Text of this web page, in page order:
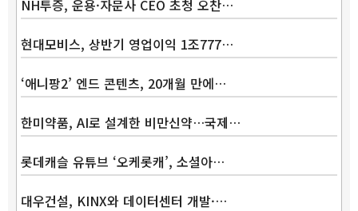
NH투증, 운용·자문사 CEO 초청 오찬…
현대모비스, 상반기 영업이익 1조777…
‘애니팡2’ 엔드 콘텐츠, 20개월 만에…
한미약품, AI로 설계한 비만신약…국제…
롯데캐슬 유튜브 ‘오케롯캐’, 소셜아…
대우건설, KINX와 데이터센터 개발·…